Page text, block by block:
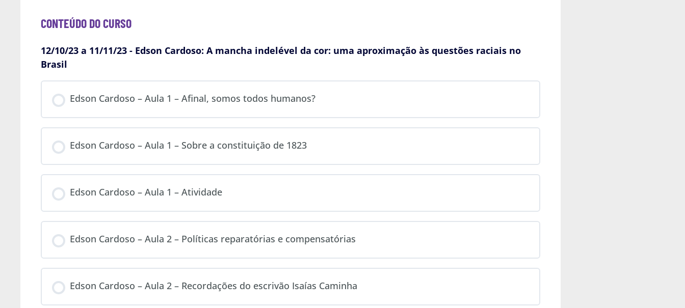
CONTEÚDO DO CURSO
12/10/23 a 11/11/23 - Edson Cardoso: A mancha indelével da cor: uma aproximação às questões raciais no
Brasil
Edson Cardoso – Aula 1 – Afinal, somos todos humanos?
Edson Cardoso – Aula 1 – Sobre a constituição de 1823
Edson Cardoso – Aula 1 – Atividade
Edson Cardoso – Aula 2 – Políticas reparatórias e compensatórias
Edson Cardoso – Aula 2 – Recordações do escrivão Isaías Caminha